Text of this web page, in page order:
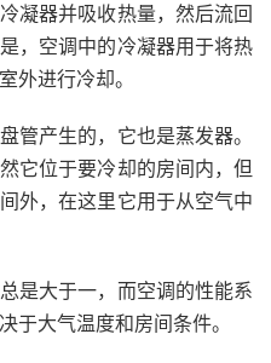
凝器并吸收热量，然后流回
，空调中的冷凝器用于将热
外进行冷却。
管产生的，它也是蒸发器。
它位于要冷却的房间内，但
外，在这里它用于从空气中
是大于一，而空调的性能系
于大气温度和房间条件。